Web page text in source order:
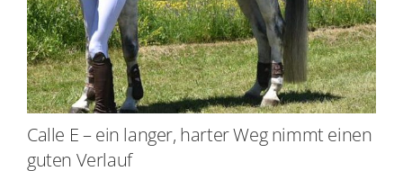
Calle E – ein langer, harter Weg nimmt einen
guten Verlauf